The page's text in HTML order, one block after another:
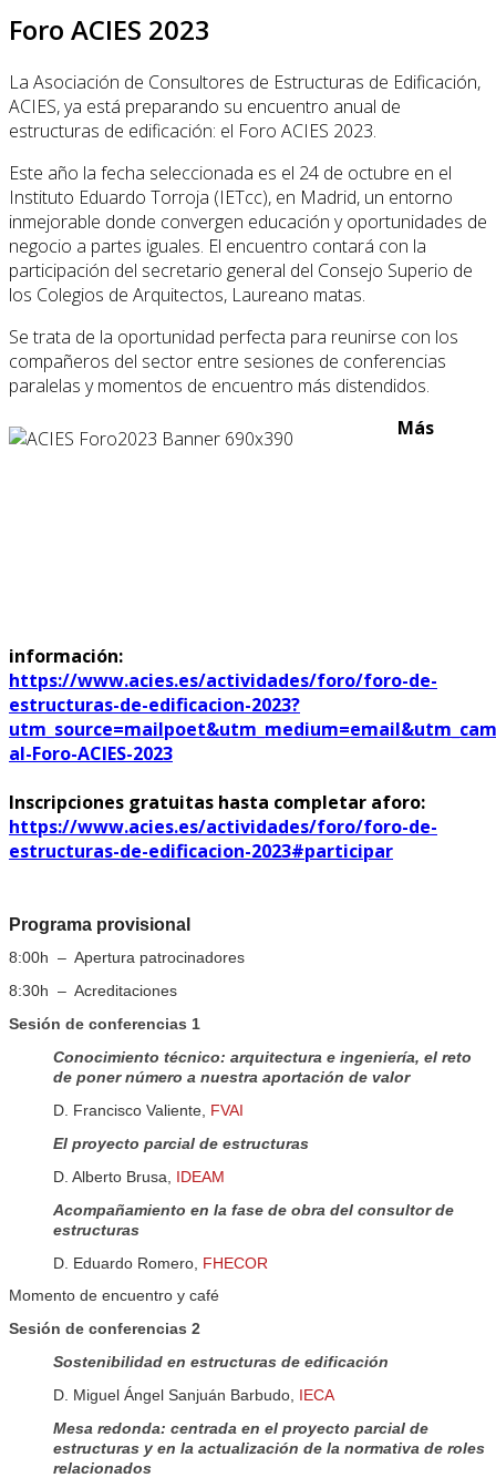
Foro ACIES 2023
La Asociación de Consultores de Estructuras de Edificación,
ACIES, ya está preparando su encuentro anual de
estructuras de edificación: el Foro ACIES 2023.
Este año la fecha seleccionada es el 24 de octubre en el
Instituto Eduardo Torroja (IETcc), en Madrid, un entorno
inmejorable donde convergen educación y oportunidades de
negocio a partes iguales. El encuentro contará con la
participación del secretario general del Consejo Superio de
los Colegios de Arquitectos, Laureano matas.
Se trata de la oportunidad perfecta para reunirse con los
compañeros del sector entre sesiones de conferencias
paralelas y momentos de encuentro más distendidos.
Más
información:
https://www.acies.es/actividades/foro/foro-de-
estructuras-de-edificacion-2023?
al-Foro-ACIES-2023
Inscripciones gratuitas hasta completar aforo:
https://www.acies.es/actividades/foro/foro-de-
estructuras-de-edificacion-2023#participar
Programa provisional
8:00h – Apertura patrocinadores
8:30h – Acreditaciones
Sesión de conferencias 1
Conocimiento técnico: arquitectura e ingeniería, el reto
de poner número a nuestra aportación de valor
D. Francisco Valiente, FVAI
El proyecto parcial de estructuras
D. Alberto Brusa, IDEAM
Acompañamiento en la fase de obra del consultor de
estructuras
D. Eduardo Romero, FHECOR
Momento de encuentro y café
Sesión de conferencias 2
Sostenibilidad en estructuras de edificación
D. Miguel Ángel Sanjuán Barbudo, IECA
Mesa redonda: centrada en el proyecto parcial de
estructuras y en la actualización de la normativa de roles
relacionados